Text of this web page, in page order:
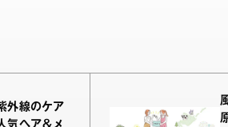
外線のケア